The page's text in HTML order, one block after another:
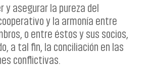
y asegurar la pureza del
y la armonía entre
o entre éstos y sus socios,
a tal fin, la conciliación en las
conflictivas.